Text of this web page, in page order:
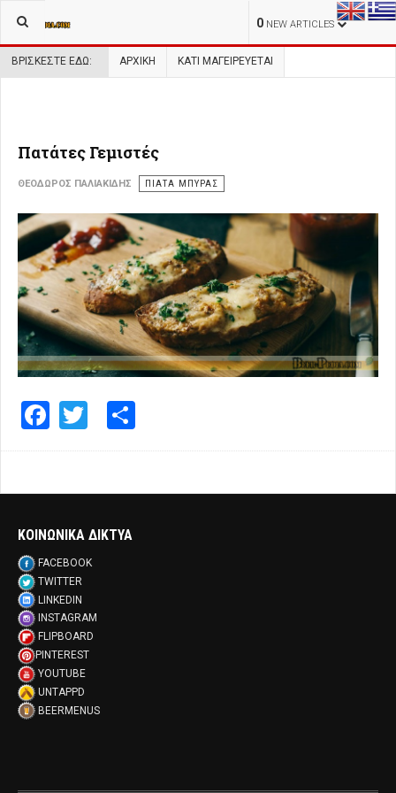
0 NEW ARTICLES
ΒΡΊΣΚΕΣΤΕ ΕΔΏ: ΑΡΧΙΚΉ ΚΑΤΙ ΜΑΓΕΙΡΕΥΕΤΑΙ
Πατάτες Γεμιστές
ΘΕΌΔΩΡΟΣ ΠΑΛΙΑΚΊΔΗΣ ΠΙΑΤΑ ΜΠΥΡΑΣ
Facebook
Twitter
ΚΟΙΝΩΝΙΚΑ ΔΙΚΤΥΑ
FACEBOOK
TWITTER
LINKEDIN
INSTAGRAM
FLIPBOARD
PINTEREST
YOUTUBE
UNTAPPD
BEERMENUS